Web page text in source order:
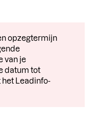
opzegtermijn
van je
datum tot
het Leadinfo-